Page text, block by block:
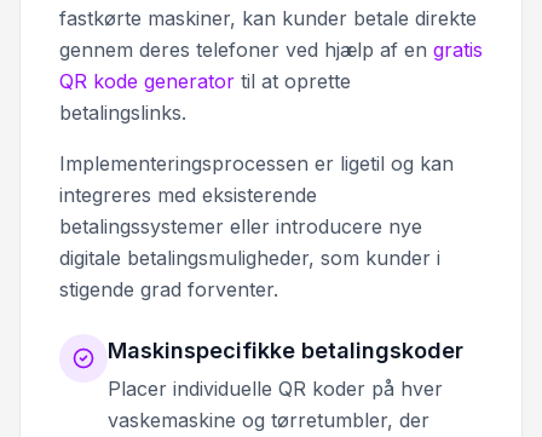
fastkørte maskiner, kan kunder betale direkte
gennem deres telefoner ved hjælp af en gratis
QR kode generator til at oprette
betalingslinks.
Implementeringsprocessen er ligetil og kan
integreres med eksisterende
betalingssystemer eller introducere nye
digitale betalingsmuligheder, som kunder i
stigende grad forventer.
Maskinspecifikke betalingskoder
Placer individuelle QR koder på hver
vaskemaskine og tørretumbler, der